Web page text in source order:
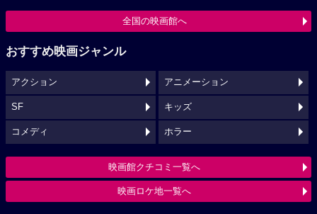
全国の映画館へ
おすすめ映画ジャンル
アクション アニメーション
SF キッズ
コメディ ホラー
映画館クチコミ一覧へ
映画ロケ地一覧へ